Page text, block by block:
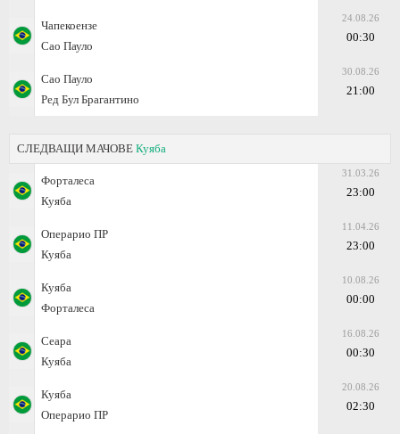
Чапекоензе
Сао Пауло
24.08.26
00:30
Сао Пауло
Ред Бул Брагантино
30.08.26
21:00
СЛЕДВАЩИ МАЧОВЕ Куяба
Форталеса
Куяба
31.03.26
23:00
Операрио ПР
Куяба
11.04.26
23:00
Куяба
Форталеса
10.08.26
00:00
Сеара
Куяба
16.08.26
00:30
Куяба
Операрио ПР
20.08.26
02:30